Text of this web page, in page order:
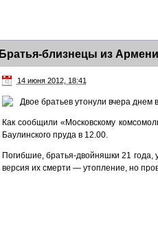
Братья-близнецы из
14 июня 2012, 18:41
Двое братьев утонули вчера днем
Как сообщили «Московскому
Баулинского пруда в 12.00.
Погибшие, братья-двойняшки 21
версия их смерти — утопление, но